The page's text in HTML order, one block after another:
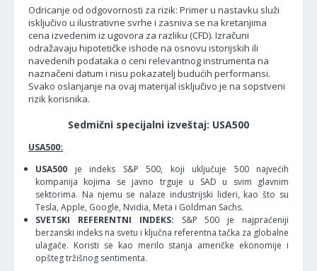
Odricanje od odgovornosti za rizik: Primer u nastavku služi
isključivo u ilustrativne svrhe i zasniva se na kretanjima
cena izvedenim iz ugovora za razliku (CFD). Izračuni
odražavaju hipotetičke ishode na osnovu istorijskih ili
navedenih podataka o ceni relevantnog instrumenta na
naznačeni datum i nisu pokazatelj budućih performansi.
Svako oslanjanje na ovaj materijal isključivo je na sopstveni
rizik korisnika.
Sedmični specijalni izveštaj: USA500
USA500:
USA500 je indeks S&P 500, koji uključuje 500 najvećih
kompanija kojima se javno trguje u SAD u svim glavnim
sektorima. Na njemu se nalaze industrijski lideri, kao što su
Tesla, Apple, Google, Nvidia, Meta i Goldman Sachs.
SVETSKI REFERENTNI INDEKS: S&P 500 je najpraćeniji
berzanski indeks na svetu i ključna referentna tačka za globalne
ulagače. Koristi se kao merilo stanja američke ekonomije i
opšteg tržišnog sentimenta.